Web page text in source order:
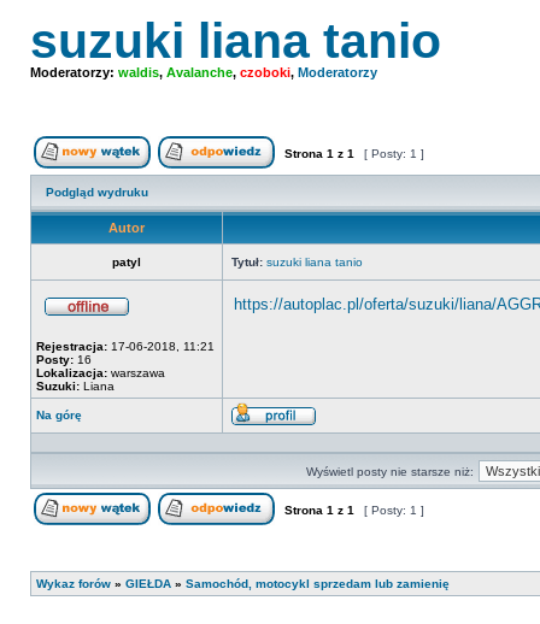
suzuki liana tanio
Moderatorzy: waldis, Avalanche, czoboki, Moderatorzy
Nowy temat Odpowiedz w temacie
Strona 1 z 1 [ Posty: 1 ]
Podgląd wydruku
Autor
patyl Tytuł: suzuki liana tanio
Rejestracja: 17-06-2018, 11:21
Posty: 16
Lokalizacja: warszawa
Suzuki: Liana
https://autoplac.pl/oferta/suzuki/liana/
Na górę
Wyświetl
Wyświetl posty nie starsze niż:
Strona 1 z 1 [ Posty: 1 ]
Wykaz forów » GIEŁDA » Samochód, motocykl sprzedam lub zamienię